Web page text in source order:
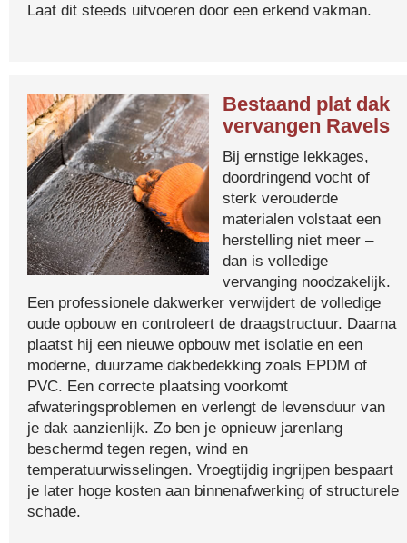
Laat dit steeds uitvoeren door een erkend vakman.
Bestaand plat dak
vervangen Ravels
Bij ernstige lekkages,
doordringend vocht of
sterk verouderde
materialen volstaat een
herstelling niet meer –
dan is volledige
vervanging noodzakelijk.
Een professionele dakwerker verwijdert de volledige
oude opbouw en controleert de draagstructuur. Daarna
plaatst hij een nieuwe opbouw met isolatie en een
moderne, duurzame dakbedekking zoals EPDM of
PVC. Een correcte plaatsing voorkomt
afwateringsproblemen en verlengt de levensduur van
je dak aanzienlijk. Zo ben je opnieuw jarenlang
beschermd tegen regen, wind en
temperatuurwisselingen. Vroegtijdig ingrijpen bespaart
je later hoge kosten aan binnenafwerking of structurele
schade.